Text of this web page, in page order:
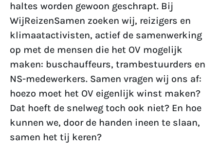
haltes worden gewoon geschrapt. Bij
WijReizenSamen zoeken wij, reizigers en
klimaatactivisten, actief de samenwerking
op met de mensen die het OV mogelijk
maken: buschauffeurs, trambestuurders en
NS-medewerkers. Samen vragen wij ons af:
hoezo moet het OV eigenlijk winst maken?
Dat hoeft de snelweg toch ook niet? En hoe
kunnen we, door de handen ineen te slaan,
samen het tij keren?